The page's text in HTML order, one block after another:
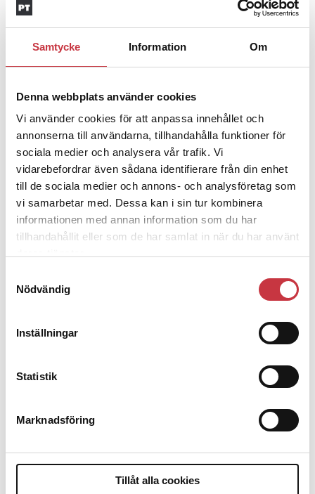
Samtycke Information Om
Denna webbplats använder cookies
Vi använder cookies för att anpassa innehållet och
annonserna till användarna, tillhandahålla funktioner för
sociala medier och analysera vår trafik. Vi
vidarebefordrar även sådana identifierare från din enhet
till de sociala medier och annons- och analysföretag som
vi samarbetar med. Dessa kan i sin tur kombinera
informationen med annan information som du har
tillhandahållit eller som de har samlat in när du har använt
Nödvändig
Inställningar
Statistik
Marknadsföring
Tillåt alla cookies
godtyckliga grunder
1 juni 2026
Jens Mårtensson:Snart 20 år i tjänst
– nu ska han lära sig grunderna
4 juni 2026
Polisregionen erkänner fel: ”Kommer
att rättas till”
Replik:Det är inte evidenskrav som
bakbinder polisen